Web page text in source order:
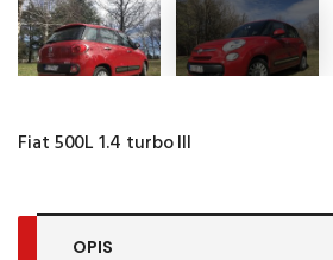
Fiat 500L 1.4 turbo III
OPIS